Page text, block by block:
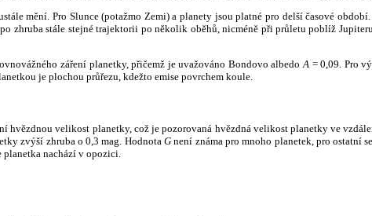
mění. Pro Slunce (potažmo Zemi) a planety jsou platné pro delší časové
zhruba stále stejné trajektorii po několik oběhů, nicméně při průletu poblíž
záření planetky, přičemž je uvažováno Bondovo albedo A = 0,09. Pro
je plochou průřezu, kdežto emise povrchem koule.
hvězdnou velikost planetky, což je pozorovaná hvězdná velikost planetky ve
zvýší zhruba o 0,3 mag. HodnotaG není známa pro mnoho planetek, pro ostatní
planetka nachází v opozici.